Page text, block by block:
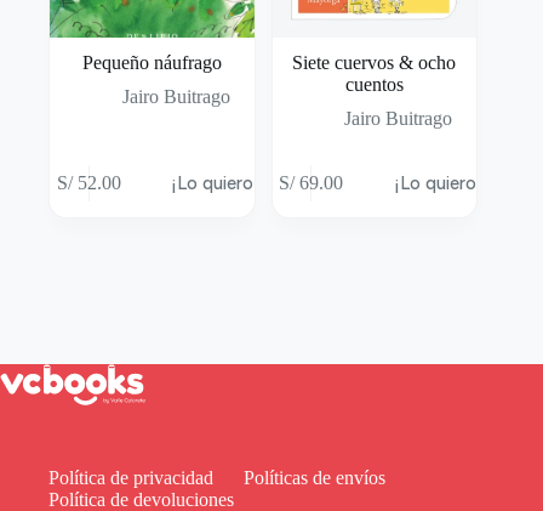
Pequeño náufrago
Jairo Buitrago
S/52.00 ¡Lo quiero!
Siete cuervos & ocho
cuentos
Jairo Buitrago
S/69.00 ¡Lo quiero!
Política de privacidad
Políticas de envíos
Política de devoluciones